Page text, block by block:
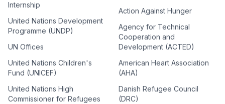
Internship
United Nations Development
Programme (UNDP)
UN Offices
United Nations Children's
Fund (UNICEF)
United Nations High
Commissioner for Refugees
Action Against Hunger
Agency for Technical
Cooperation and
Development (ACTED)
American Heart Association
(AHA)
Danish Refugee Council
(DRC)